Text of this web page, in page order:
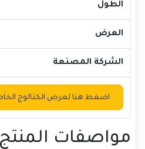
الطول
العرض
الشركة المصنعة
اضغط هنا لعرض الكتالوج
مواصفات المنتج